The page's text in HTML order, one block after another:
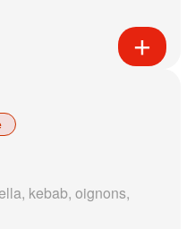
kebab, oignons,